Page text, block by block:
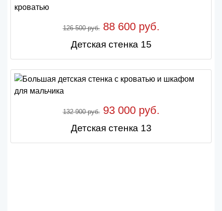
126 500 руб.88 600 руб.
Детская стенка 15
132 900 руб.93 000 руб.
Детская стенка 13